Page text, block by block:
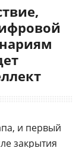
и первый
закрытия